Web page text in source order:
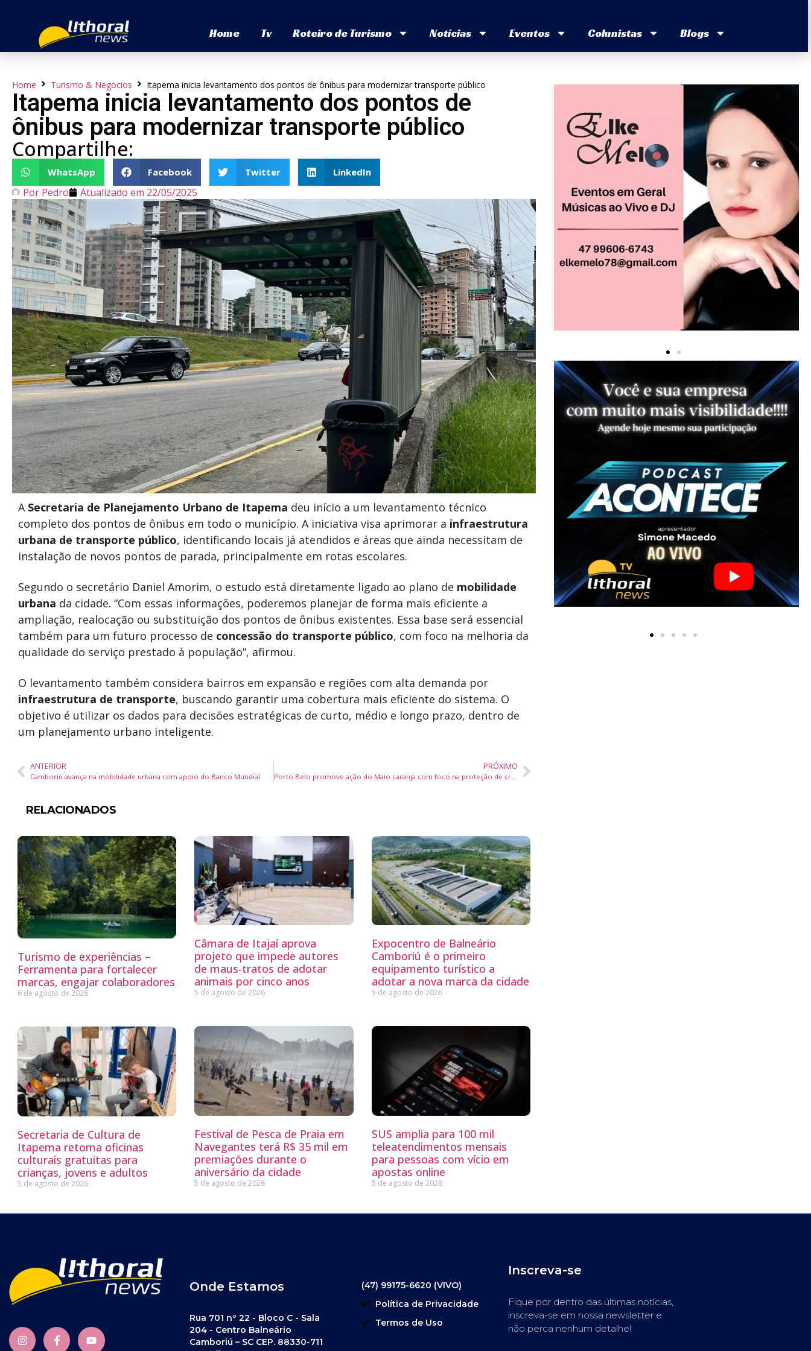
Home Tv Roteiro de Turismo Notícias Eventos Colunistas Blogs
Home Turismo & Negocios Itapema inicia levantamento dos pontos de ônibus para modernizar transporte público
Itapema inicia levantamento dos pontos de
ônibus para modernizar transporte público
Compartilhe:
WhatsApp Facebook Twitter LinkedIn
Por Pedro Atualizado em 22/05/2025
A Secretaria de Planejamento Urbano de Itapema deu início a um levantamento técnico
completo dos pontos de ônibus em todo o município. A iniciativa visa aprimorar a infraestrutura
urbana de transporte público, identificando locais já atendidos e áreas que ainda necessitam de
instalação de novos pontos de parada, principalmente em rotas escolares.
Segundo o secretário Daniel Amorim, o estudo está diretamente ligado ao plano de mobilidade
urbana da cidade. “Com essas informações, poderemos planejar de forma mais eficiente a
ampliação, realocação ou substituição dos pontos de ônibus existentes. Essa base será essencial
também para um futuro processo de concessão do transporte público, com foco na melhoria da
qualidade do serviço prestado à população”, afirmou.
O levantamento também considera bairros em expansão e regiões com alta demanda por
infraestrutura de transporte, buscando garantir uma cobertura mais eficiente do sistema. O
objetivo é utilizar os dados para decisões estratégicas de curto, médio e longo prazo, dentro de
um planejamento urbano inteligente.
ANTERIOR
Camboriú avança na mobilidade urbana com apoio do Banco Mundial
PRÓXIMO
Porto Belo promove ação do Maio Laranja com foco na proteção de crianças e adolescentes
RELACIONADOS
Turismo de experiências –
Ferramenta para fortalecer
marcas, engajar colaboradores
6 de agosto de 2026
Câmara de Itajaí aprova
projeto que impede autores
de maus-tratos de adotar
animais por cinco anos
5 de agosto de 2026
Expocentro de Balneário
Camboriú é o primeiro
equipamento turístico a
adotar a nova marca da cidade
5 de agosto de 2026
Secretaria de Cultura de
Itapema retoma oficinas
culturais gratuitas para
crianças, jovens e adultos
5 de agosto de 2026
Festival de Pesca de Praia em
Navegantes terá R$ 35 mil em
premiações durante o
aniversário da cidade
5 de agosto de 2026
SUS amplia para 100 mil
teleatendimentos mensais
para pessoas com vício em
apostas online
5 de agosto de 2026
Onde Estamos
Rua 701 nº 22 - Bloco C - Sala
204 - Centro Balneário
Camboriú – SC CEP. 88330-711
(47) 99175-6620 (VIVO)
Política de Privacidade
Termos de Uso
Inscreva-se
Fique por dentro das últimas notícias,
inscreva-se em nossa newsletter e
não perca nenhum detalhe!